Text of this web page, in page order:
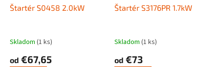
Štartér S0458 2.0kW
Skladom (1 ks)
od €67,65
Štartér S3176PR 1.7kW
Skladom (1 ks)
od €73